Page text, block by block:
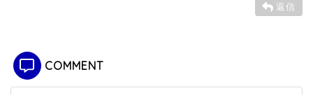
返信
COMMENT